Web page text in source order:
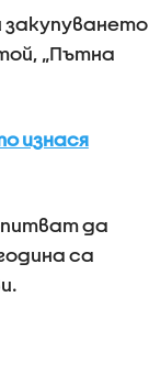
закупуването
„Пътна
изнася
да
са